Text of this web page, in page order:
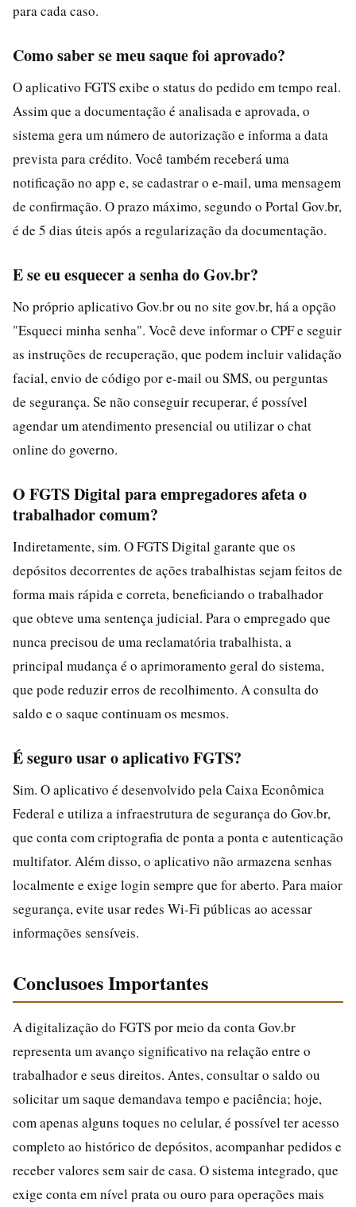
para cada caso.
Como saber se meu saque foi aprovado?
O aplicativo FGTS exibe o status do pedido em tempo real.
Assim que a documentação é analisada e aprovada, o
sistema gera um número de autorização e informa a data
prevista para crédito. Você também receberá uma
notificação no app e, se cadastrar o e-mail, uma mensagem
de confirmação. O prazo máximo, segundo o Portal Gov.br,
é de 5 dias úteis após a regularização da documentação.
E se eu esquecer a senha do Gov.br?
No próprio aplicativo Gov.br ou no site gov.br, há a opção
"Esqueci minha senha". Você deve informar o CPF e seguir
as instruções de recuperação, que podem incluir validação
facial, envio de código por e-mail ou SMS, ou perguntas
de segurança. Se não conseguir recuperar, é possível
agendar um atendimento presencial ou utilizar o chat
online do governo.
O FGTS Digital para empregadores afeta o
trabalhador comum?
Indiretamente, sim. O FGTS Digital garante que os
depósitos decorrentes de ações trabalhistas sejam feitos de
forma mais rápida e correta, beneficiando o trabalhador
que obteve uma sentença judicial. Para o empregado que
nunca precisou de uma reclamatória trabalhista, a
principal mudança é o aprimoramento geral do sistema,
que pode reduzir erros de recolhimento. A consulta do
saldo e o saque continuam os mesmos.
É seguro usar o aplicativo FGTS?
Sim. O aplicativo é desenvolvido pela Caixa Econômica
Federal e utiliza a infraestrutura de segurança do Gov.br,
que conta com criptografia de ponta a ponta e autenticação
multifator. Além disso, o aplicativo não armazena senhas
localmente e exige login sempre que for aberto. Para maior
segurança, evite usar redes Wi-Fi públicas ao acessar
informações sensíveis.
Conclusoes Importantes
A digitalização do FGTS por meio da conta Gov.br
representa um avanço significativo na relação entre o
trabalhador e seus direitos. Antes, consultar o saldo ou
solicitar um saque demandava tempo e paciência; hoje,
com apenas alguns toques no celular, é possível ter acesso
completo ao histórico de depósitos, acompanhar pedidos e
receber valores sem sair de casa. O sistema integrado, que
exige conta em nível prata ou ouro para operações mais